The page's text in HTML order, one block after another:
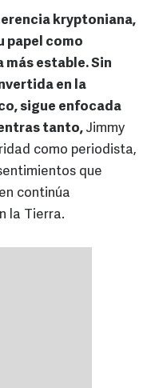
kryptoniana,
papel como
más estable. Sin
en la
sigue enfocada
tanto, Jimmy
como periodista,
que
continúa
la Tierra.